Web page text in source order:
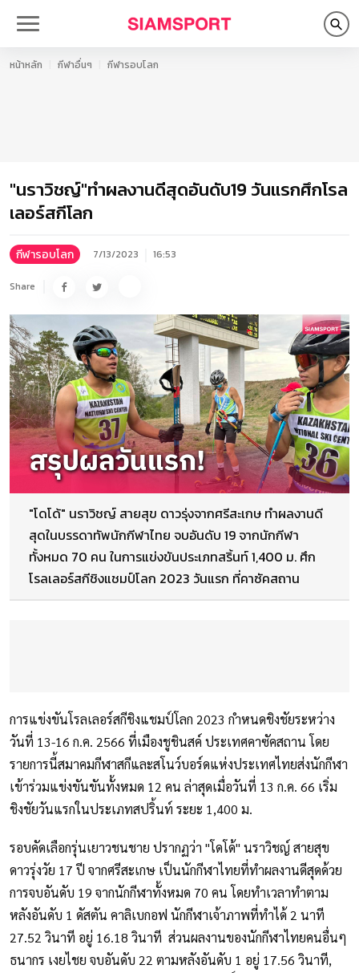
หน้าหลัก กีฬาอื่นๆ กีฬารอบโลก
"นราวิชญ์"ทำผลงานดีสุดอันดับ19 วันแรกศึกโรล
เลอร์สกีโลก
กีฬารอบโลก 7/13/2023 16:53
Share
"โดโด้" นราวิชญ์ สายสุข ดาวรุ่งจากศรีสะเกษ ทำผลงานดี
สุดในบรรดาทัพนักกีฬาไทย จบอันดับ 19 จากนักกีฬา
ทั้งหมด 70 คน ในการแข่งขันประเภทสริ้นท์ 1,400 ม. ศึก
โรลเลอร์สกีชิงแชมป์โลก 2023 วันแรก ที่คาซัคสถาน
การแข่งขันโรลเลอร์สกีชิงแชมป์โลก 2023 กำหนดชิงชัยระหว่าง
วันที่ 13-16 ก.ค. 2566 ที่เมืองชูชินสค์ ประเทศคาซัคสถาน โดย
รายการนี้สมาคมกีฬาสกีและสโนว์บอร์ดแห่งประเทศไทยส่งนักกีฬา
เข้าร่วมแข่งขันขันทั้งหมด 12 คน ล่าสุดเมื่อวันที่ 13 ก.ค. 66 เริ่ม
ชิงชัยวันแรกในประเภทสปริ้นท์ ระยะ 1,400 ม.
รอบคัดเลือกรุ่นเยาวชนชาย ปรากฏว่า "โดโด้" นราวิชญ์ สายสุข
ดาวรุ่งวัย 17 ปี จากศรีสะเกษ เป็นนักกีฬาไทยที่ทำผลงานดีสุดด้วย
การจบอันดับ 19 จากนักกีฬาทั้งหมด 70 คน โดยทำเวลาทำตาม
หลังอันดับ 1 ดัสตัน คาลิเบกอฟ นักกีฬาเจ้าภาพที่ทำได้ 2 นาที
27.52 วินาที อยู่ 16.18 วินาที ส่วนผลงานของนักกีฬาไทยคนอื่นๆ
ธนากร เงยไชย จบอันดับ 22 ตามหลังอันดับ 1 อยู่ 17.56 วินาที,